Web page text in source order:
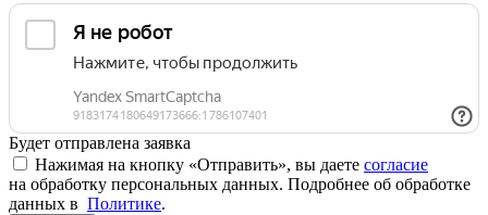
Будет отправлена заявка
Нажимая на кнопку «Отправить», вы даете согласие
на обработку персональных данных. Подробнее об обработке
данных в Политике.